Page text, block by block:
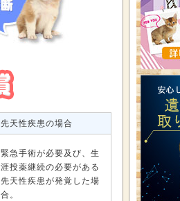
先天性疾患の場合
緊急手術が必要及び、生
涯投薬継続の必要がある
先天性疾患が発覚した場
合。